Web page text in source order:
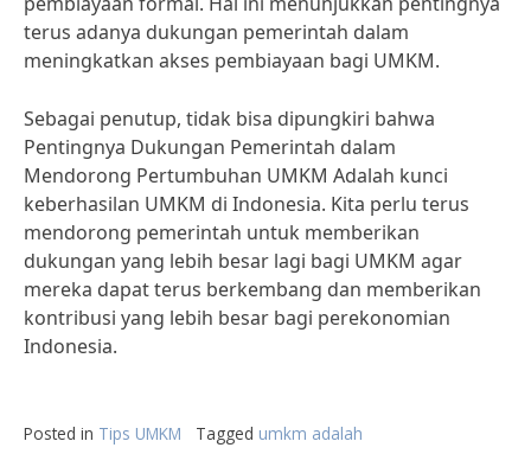
terus adanya dukungan pemerintah dalam
meningkatkan akses pembiayaan bagi UMKM.
Sebagai penutup, tidak bisa dipungkiri bahwa
Pentingnya Dukungan Pemerintah dalam
Mendorong Pertumbuhan UMKM Adalah kunci
keberhasilan UMKM di Indonesia. Kita perlu terus
mendorong pemerintah untuk memberikan
dukungan yang lebih besar lagi bagi UMKM agar
mereka dapat terus berkembang dan memberikan
kontribusi yang lebih besar bagi perekonomian
Indonesia.
Posted in Tips UMKM Tagged umkm adalah